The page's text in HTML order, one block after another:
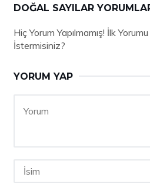
DOĞAL SAYILAR
Hiç Yorum Yapılmamış! İlk
İstermisiniz?
YORUM YAP